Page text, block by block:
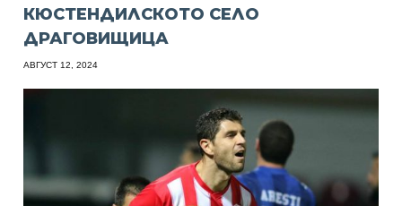
КЮСТЕНДИЛСКОТО СЕЛО
ДРАГОВИЩИЦА
АВГУСТ 12, 2024